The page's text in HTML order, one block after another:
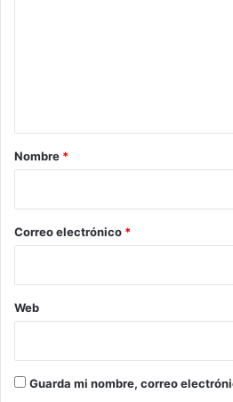
r
*
Nombre *
Correo electrónico *
Web
Guarda mi nombre, correo